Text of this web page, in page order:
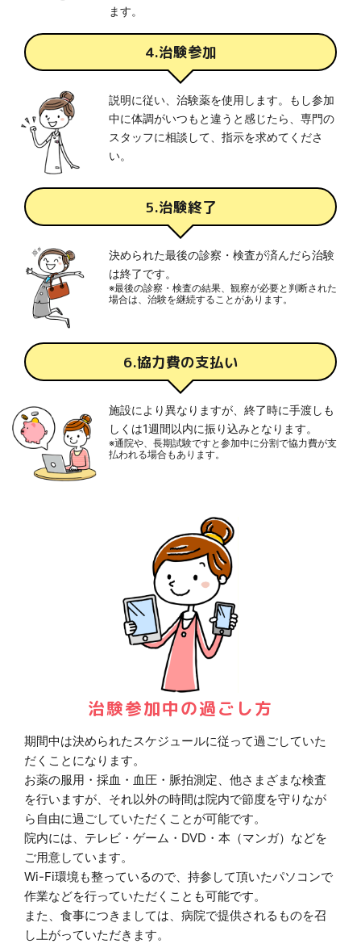
ます。
4.治験参加
説明に従い、治験薬を使用します。もし参加
中に体調がいつもと違うと感じたら、専門の
スタッフに相談して、指示を求めてくださ
い。
5.治験終了
決められた最後の診察・検査が済んだら治験
は終了です。
※最後の診察・検査の結果、観察が必要と判断された
場合は、治験を継続することがあります。
6.協力費の支払い
施設により異なりますが、終了時に手渡しも
しくは1週間以内に振り込みとなります。
※通院や、長期試験ですと参加中に分割で協力費が支
払われる場合もあります。
治験参加中の過ごし方
期間中は決められたスケジュールに従って過ごしていた
だくことになります。
お薬の服用・採血・血圧・脈拍測定、他さまざまな検査
を行いますが、それ以外の時間は院内で節度を守りなが
ら自由に過ごしていただくことが可能です。
院内には、テレビ・ゲーム・DVD・本（マンガ）などを
ご用意しています。
Wi-Fi環境も整っているので、持参して頂いたパソコンで
作業などを行っていただくことも可能です。
また、食事につきましては、病院で提供されるものを召
し上がっていただきます。